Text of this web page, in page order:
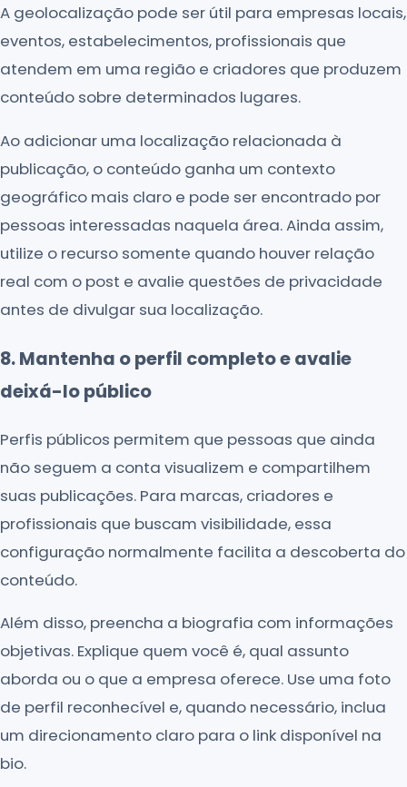
A geolocalização pode ser útil para empresas locais,
eventos, estabelecimentos, profissionais que
atendem em uma região e criadores que produzem
conteúdo sobre determinados lugares.
Ao adicionar uma localização relacionada à
publicação, o conteúdo ganha um contexto
geográfico mais claro e pode ser encontrado por
pessoas interessadas naquela área. Ainda assim,
utilize o recurso somente quando houver relação
real com o post e avalie questões de privacidade
antes de divulgar sua localização.
8. Mantenha o perfil completo e avalie
deixá-lo público
Perfis públicos permitem que pessoas que ainda
não seguem a conta visualizem e compartilhem
suas publicações. Para marcas, criadores e
profissionais que buscam visibilidade, essa
configuração normalmente facilita a descoberta do
conteúdo.
Além disso, preencha a biografia com informações
objetivas. Explique quem você é, qual assunto
aborda ou o que a empresa oferece. Use uma foto
de perfil reconhecível e, quando necessário, inclua
um direcionamento claro para o link disponível na
bio.